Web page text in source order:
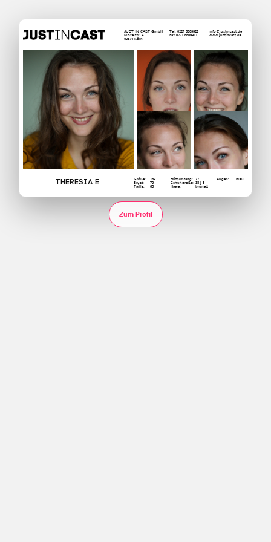
JUST IN CAST GmbH
Moselstr. 4
50674 Köln
Tel. 0221 6609922
Fax 0221 6609911
info@justincast.de
www.justincast.de
Theresia E. Größe: 169 Hüftumfang: 77 Augen: blau
Brust: 79 Schuhgröße: 38 | 5
Taille: 63 Haare: brünett
Zum Profil